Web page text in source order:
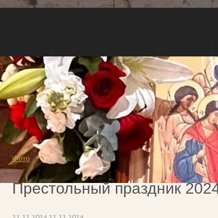
Фото
Престольный праздник